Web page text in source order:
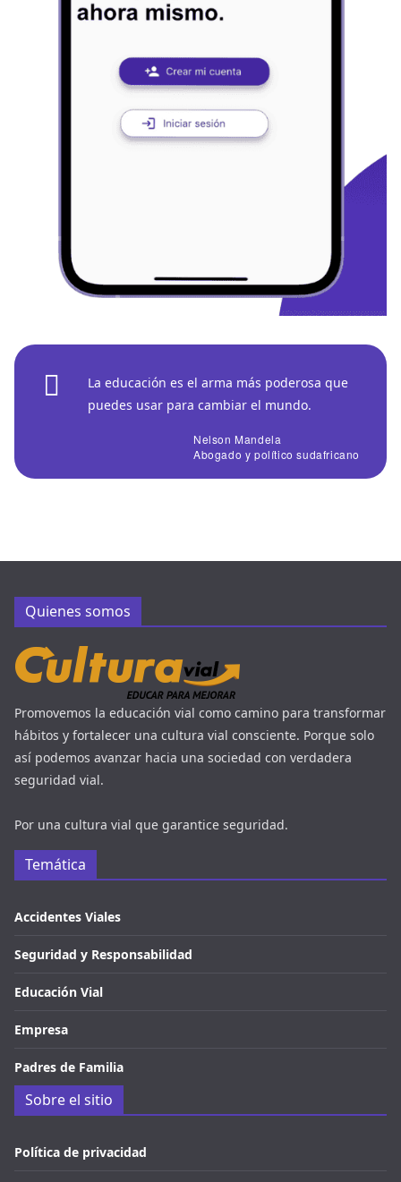
La educación es el arma más poderosa que
puedes usar para cambiar el mundo.
Nelson Mandela
Abogado y político sudafricano
Quienes somos
Promovemos la educación vial como camino para transformar
hábitos y fortalecer una cultura vial consciente. Porque solo
así podemos avanzar hacia una sociedad con verdadera
seguridad vial.
Por una cultura vial que garantice seguridad.
Temática
Accidentes Viales
Seguridad y Responsabilidad
Educación Vial
Empresa
Padres de Familia
Sobre el sitio
Política de privacidad